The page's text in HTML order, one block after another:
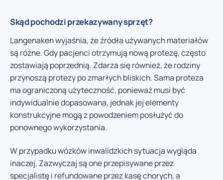
Skąd pochodzi przekazywany sprzęt?
Langenaken wyjaśnia, że źródła używanych materiałów
są różne. Gdy pacjenci otrzymują nową protezę, często
zostawiają poprzednią. Zdarza się również, że rodziny
przynoszą protezy po zmarłych bliskich. Sama proteza
ma ograniczoną użyteczność, ponieważ musi być
indywidualnie dopasowana, jednak jej elementy
konstrukcyjne mogą z powodzeniem posłużyć do
ponownego wykorzystania.
W przypadku wózków inwalidzkich sytuacja wygląda
inaczej. Zazwyczaj są one przepisywane przez
specjalistę i refundowane przez kasę chorych, a